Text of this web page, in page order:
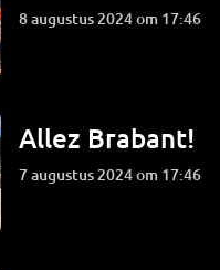
8 augustus 2024 om 17:46
Allez Brabant!
7 augustus 2024 om 17:46